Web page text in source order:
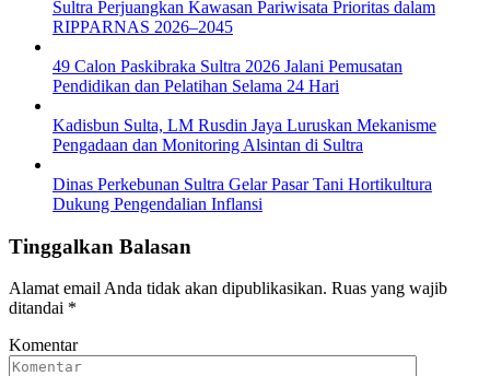
Sultra Perjuangkan Kawasan Pariwisata Prioritas dalam
RIPPARNAS 2026–2045
49 Calon Paskibraka Sultra 2026 Jalani Pemusatan
Pendidikan dan Pelatihan Selama 24 Hari
Kadisbun Sulta, LM Rusdin Jaya Luruskan Mekanisme
Pengadaan dan Monitoring Alsintan di Sultra
Dinas Perkebunan Sultra Gelar Pasar Tani Hortikultura
Dukung Pengendalian Inflansi
Tinggalkan Balasan
Alamat email Anda tidak akan dipublikasikan. Ruas yang wajib
ditandai *
Komentar